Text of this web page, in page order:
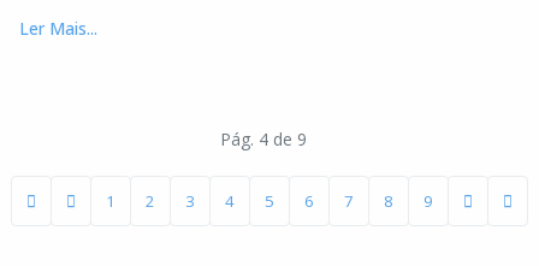
Ler Mais...
Pág. 4 de 9
1 2 3 4 5 6 7 8 9